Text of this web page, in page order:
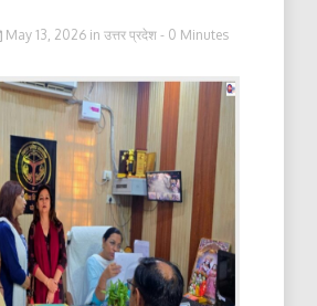
May 13, 2026 in उत्तर प्रदेश - 0 Minutes